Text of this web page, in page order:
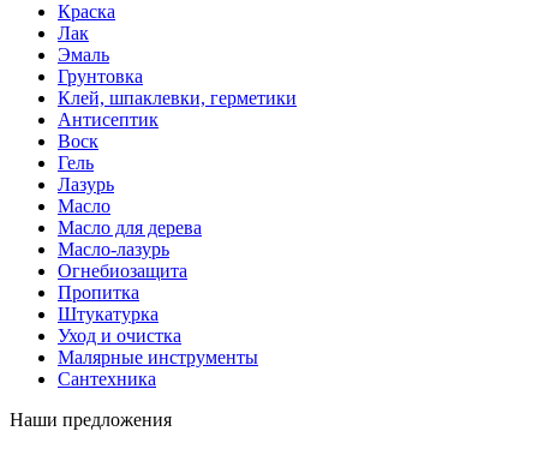
Краска
Лак
Эмаль
Грунтовка
Клей, шпаклевки, герметики
Антисептик
Воск
Гель
Лазурь
Масло
Масло для дерева
Масло-лазурь
Огнебиозащита
Пропитка
Штукатурка
Уход и очистка
Малярные инструменты
Сантехника
Наши предложения